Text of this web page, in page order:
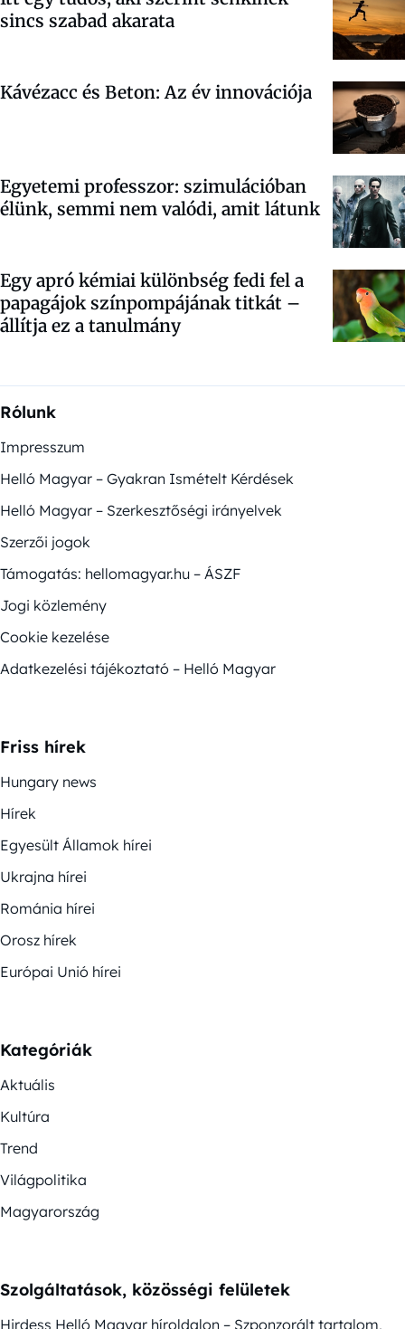
sincs szabad akarata
Kávézacc és Beton: Az év innovációja
Egyetemi professzor: szimulációban
élünk, semmi nem valódi, amit látunk
Egy apró kémiai különbség fedi fel a
papagájok színpompájának titkát –
állítja ez a tanulmány
Rólunk
Impresszum
Helló Magyar – Gyakran Ismételt Kérdések
Helló Magyar – Szerkesztőségi irányelvek
Szerzői jogok
Támogatás: hellomagyar.hu – ÁSZF
Jogi közlemény
Cookie kezelése
Adatkezelési tájékoztató – Helló Magyar
Friss hírek
Hungary news
Hírek
Egyesült Államok hírei
Ukrajna hírei
Románia hírei
Orosz hírek
Európai Unió hírei
Kategóriák
Aktuális
Kultúra
Trend
Világpolitika
Magyarország
Szolgáltatások, közösségi felületek
Hirdess Helló Magyar híroldalon – Szponzorált tartalom,